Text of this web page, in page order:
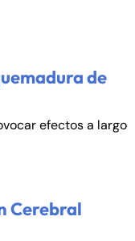
de
efectos a largo
Cerebral